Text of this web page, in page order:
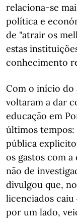
relaciona-se
política e
de "atrair os
estas
conhecimento
Com o início do
voltaram a dar
educação em
últimos tempos:
pública
os gastos com
não de
divulgou que,
licenciados caiu
por um lado,